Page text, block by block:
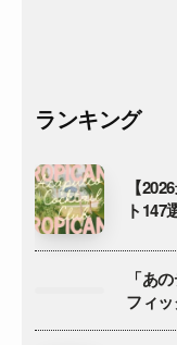
ランキング
【
ト
「あ
フィ